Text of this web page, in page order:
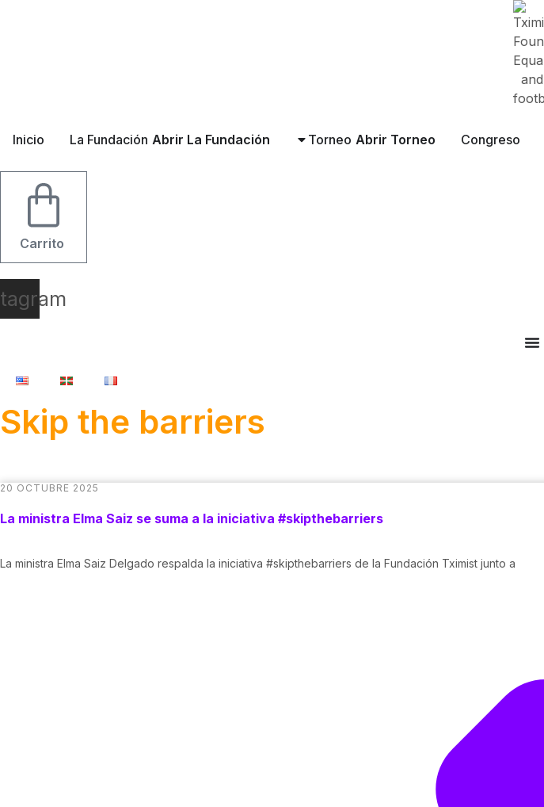
Inicio La Fundación Abrir La Fundación Torneo Abrir Torneo Congreso
Carrito
Skip the barriers
20 OCTUBRE 2025
La ministra Elma Saiz se suma a la iniciativa #skipthebarriers
La ministra Elma Saiz Delgado respalda la iniciativa #skipthebarriers de la Fundación Tximist junto a